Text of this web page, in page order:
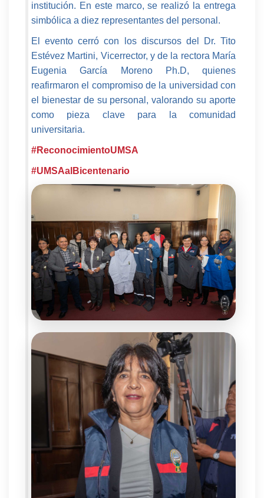
institución. En este marco, se realizó la entrega
simbólica a diez representantes del personal.
El evento cerró con los discursos del Dr. Tito
Estévez Martini, Vicerrector, y de la rectora María
Eugenia García Moreno Ph.D, quienes
reafirmaron el compromiso de la universidad con
el bienestar de su personal, valorando su aporte
como pieza clave para la comunidad
universitaria.
#ReconocimientoUMSA
#UMSAalBicentenario